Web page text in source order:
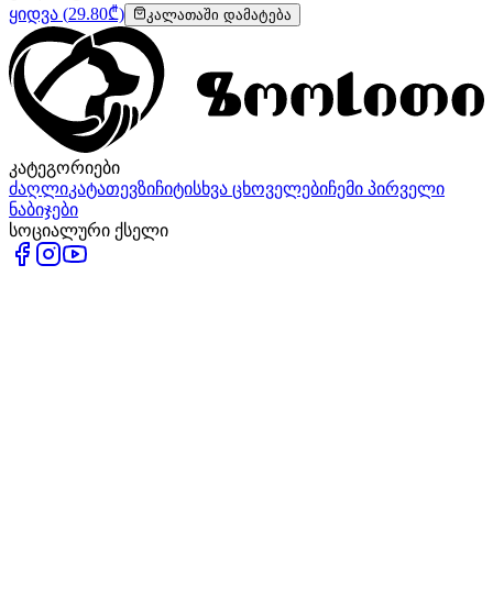
ყიდვა (29.80₾) კალათაში დამატება
კატეგორიები
ძაღლიკატათევზიჩიტისხვა ცხოველებიჩემი პირველი
ნაბიჯები
სოციალური ქსელი